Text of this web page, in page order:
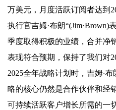
万美元，月度活跃订阅者达到
执行官吉姆·布朗
季度取得积极的业绩，合并净
表现符合预期，保持了我们对
2025全年战略计划时，吉姆·
略的核心仍然是合作伙伴和经
可持续活跃客户增长所需的一